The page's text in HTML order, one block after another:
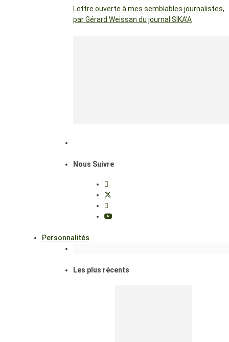
Lettre ouverte à mes semblables journalistes,
par Gérard Weissan du journal SIKA’A
Nous Suivre
Personnalités
Les plus récents